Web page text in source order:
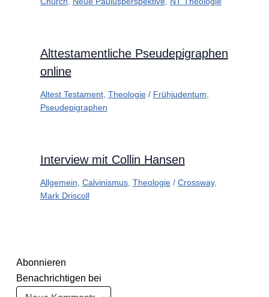
Alttestamentliche Pseudepigraphen
online
Altest Testament, Theologie/ Frühjudentum
Pseudepigraphen
Interview mit Collin Hansen
Allgemein Calvinismus, Theologie/ Crossway,
Mark Driscoll
Abonnieren
Benachrichtigen bei